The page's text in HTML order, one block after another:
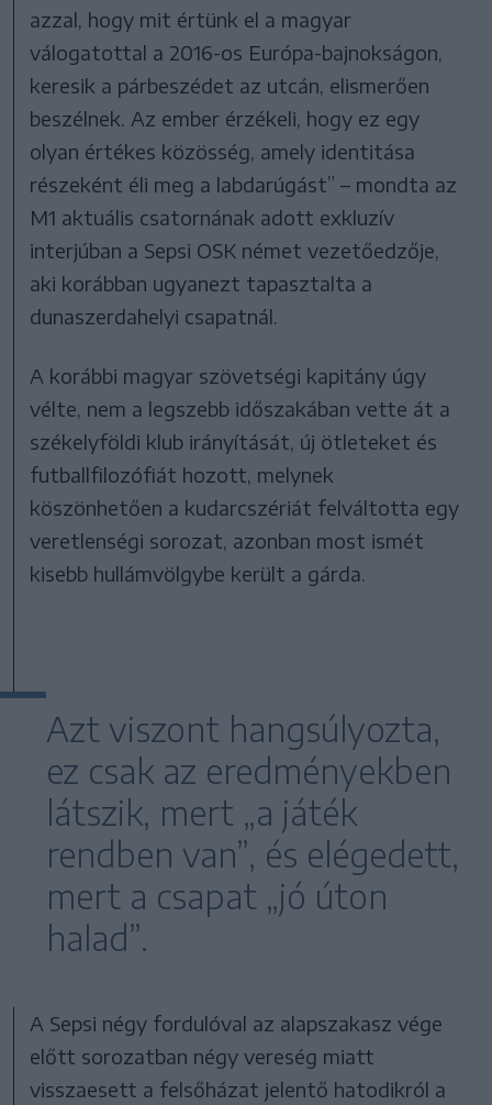
azzal, hogy mit értünk el a magyar
válogatottal a 2016-os Európa-bajnokságon,
keresik a párbeszédet az utcán, elismerően
beszélnek. Az ember érzékeli, hogy ez egy
olyan értékes közösség, amely identitása
részeként éli meg a labdarúgást” – mondta az
M1 aktuális csatornának adott exkluzív
interjúban a Sepsi OSK német vezetőedzője,
aki korábban ugyanezt tapasztalta a
dunaszerdahelyi csapatnál.
A korábbi magyar szövetségi kapitány úgy
vélte, nem a legszebb időszakában vette át a
székelyföldi klub irányítását, új ötleteket és
futballfilozófiát hozott, melynek
köszönhetően a kudarcszériát felváltotta egy
veretlenségi sorozat, azonban most ismét
kisebb hullámvölgybe került a gárda.
Azt viszont hangsúlyozta,
ez csak az eredményekben
látszik, mert „a játék
rendben van”, és elégedett,
mert a csapat „jó úton
halad”.
A Sepsi négy fordulóval az alapszakasz vége
előtt sorozatban négy vereség miatt
visszaesett a felsőházat jelentő hatodikról a